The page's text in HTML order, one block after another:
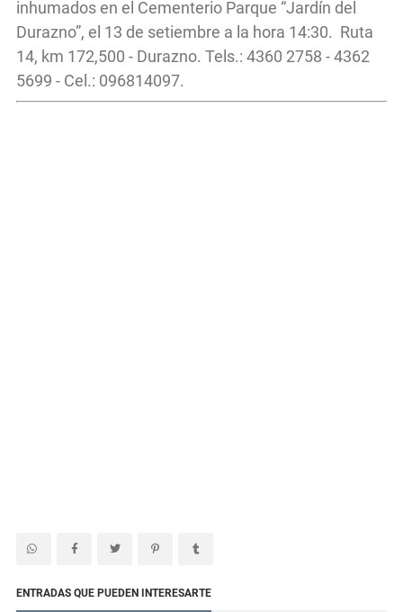
inhumados en el Cementerio Parque “Jardín del
Durazno”, el 13 de setiembre a la hora 14:30. Ruta
14, km 172,500 - Durazno. Tels.: 4360 2758 - 4362
5699 - Cel.: 096814097.
ENTRADAS QUE PUEDEN INTERESARTE